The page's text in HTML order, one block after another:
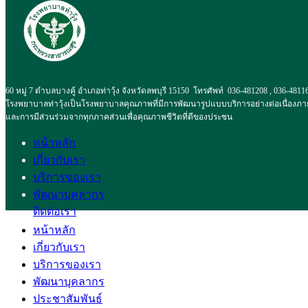
60 หมู่ 7 ตำบลบางคู้ อำเภอท่าวุ้ง จังหวัดลพบุรี 15150 โทรศัพท์ 036-481208 , 036-
โรงพยาบาลท่าวุ้งเป็นโรงพยาบาลคุณภาพที่มีการพัฒนารูปแบบบริการอย่างต่อเนื่องภา
และการมีส่วนร่วมจากทุกภาคส่วนเพื่อคุณภาพชีวิตที่ดีของประชน
หน้าหลัก
เกี่ยวกับเรา
บริการของเรา
พัฒนาบุคลากร
ติดต่อเรา
หน้าหลัก
เกี่ยวกับเรา
บริการของเรา
พัฒนาบุคลากร
ประชาสัมพันธ์